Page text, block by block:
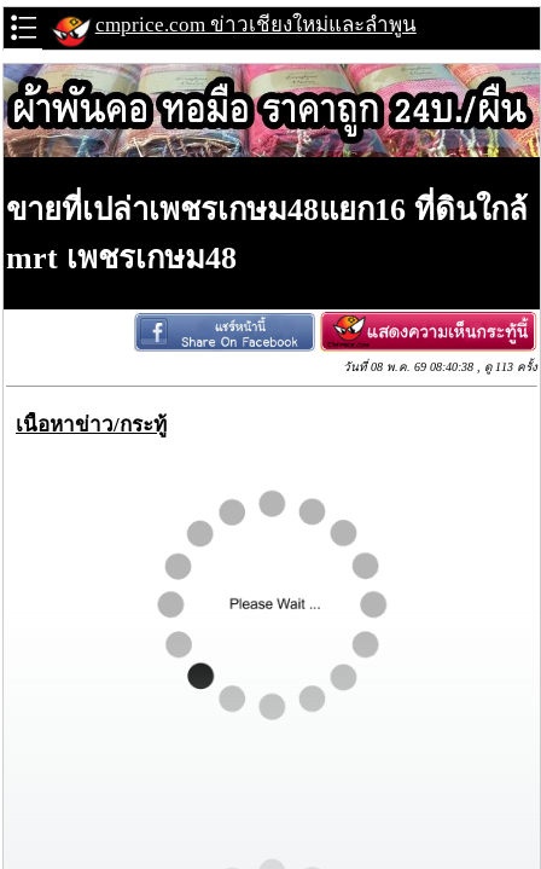
cmprice.com ข่าวเชียงใหม่และลำพูน
ขายที่เปล่าเพชรเกษม48แยก16 ที่ดินใกล้
mrt เพชรเกษม48
วันที่ 08 พ.ค. 69 08:40:38 , ดู 113 ครั้ง
เนื้อหาข่าว/กระทู้